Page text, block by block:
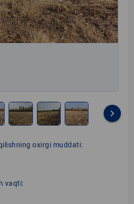
keyboard_arrow_right
oxirgi muddati:
vaqti: